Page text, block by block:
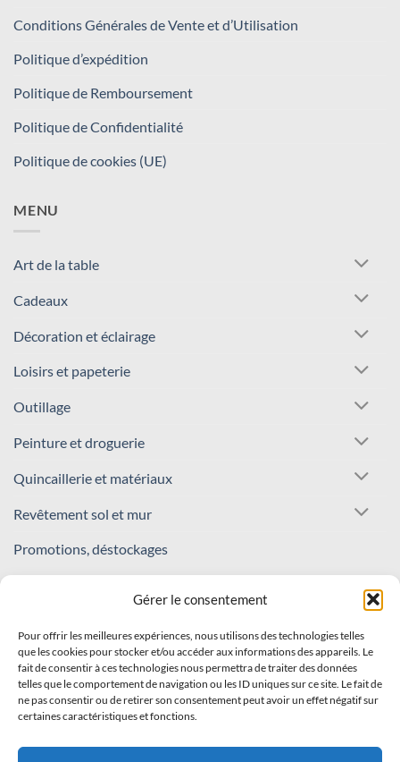
Gérer le consentement
Pour offrir les meilleures expériences, nous utilisons des technologies telles
que les cookies pour stocker et/ou accéder aux informations des appareils. Le
fait de consentir à ces technologies nous permettra de traiter des données
telles que le comportement de navigation ou les ID uniques sur ce site. Le fait de
ne pas consentir ou de retirer son consentement peut avoir un effet négatif sur
certaines caractéristiques et fonctions.
Conditions Générales de Vente et d’Utilisation
Politique d’expédition
Politique de Remboursement
Politique de Confidentialité
Politique de cookies (UE)
MENU
Art de la table
Cadeaux
Décoration et éclairage
Loisirs et papeterie
Outillage
Peinture et droguerie
Quincaillerie et matériaux
Revêtement sol et mur
Promotions, déstockages
REJOIGNEZ NOTRE COMMUNAUTÉ !
Inscrivez-vous à notre newsletter
Recevez nos offres et nouveautés en avant-première !